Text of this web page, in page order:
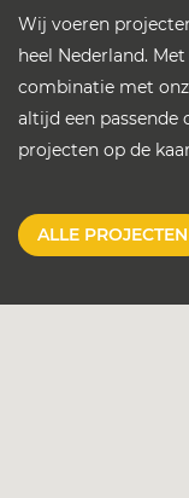
Wij voeren
heel Nederland.
combinatie met
altijd een passende
projecten op de
ALLE PROJECTEN